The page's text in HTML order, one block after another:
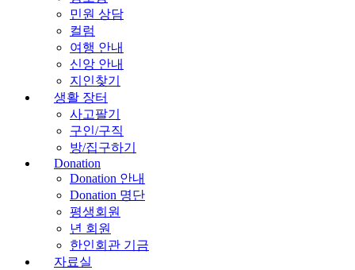
민원 상담
컬럼
여행 안내
신앙 안내
지인찾기
생활 장터
사고팔기
구인/구직
방/집구하기
Donation
Donation 안내
Donation 명단
평생회원
년 회원
한인회관 기금
자료실